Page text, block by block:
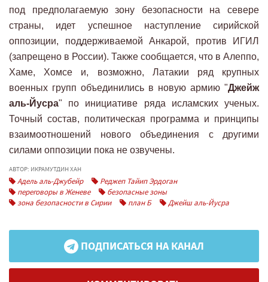
под предполагаемую зону безопасности на севере
страны, идет успешное наступление сирийской
оппозиции, поддерживаемой Анкарой, против ИГИЛ
(запрещено в России). Также сообщается, что в Алеппо,
Хаме, Хомсе и, возможно, Латакии ряд крупных
военных групп объединились в новую армию "Джейж
аль-Йусра" по инициативе ряда исламских ученых.
Точный состав, политическая программа и принципы
взаимоотношений нового объединения с другими
силами оппозиции пока не озвучены.
АВТОР: ИКРАМУТДИН ХАН
Адель аль-Джубейр
Реджеп Тайип Эрдоган
переговоры в Женеве
безопасные зоны
зона безопасности в Сирии
план Б Джейш аль-Йусра
ПОДПИСАТЬСЯ НА КАНАЛ